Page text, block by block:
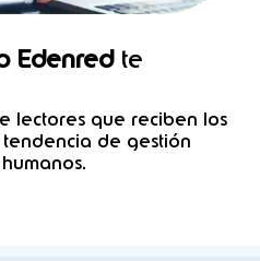
Edenredte
lectores que reciben los
de gestión